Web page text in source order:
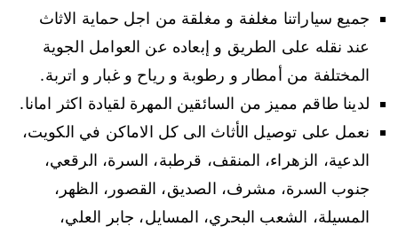
جميع سياراتنا مغلفة و مغلقة من اجل حماية الاثاث
عند نقله على الطريق و إبعاده عن العوامل الجوية
المختلفة من أمطار و رطوبة و رياح و غبار و اتربة.
لدينا طاقم مميز من السائقين المهرة لقيادة اكثر امانا.
نعمل على توصيل الأثاث الى كل الاماكن في الكويت،
الدعية، الزهراء، المنقف، قرطبة، السرة، الرقعي،
جنوب السرة، مشرف، الصديق، القصور، الظهر،
المسيلة، الشعب البحري، المسايل، جابر العلي،